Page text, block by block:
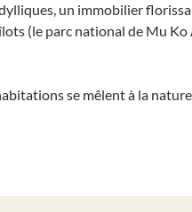
un immobilier
(le parc national de Mu Ko
se mêlent à la